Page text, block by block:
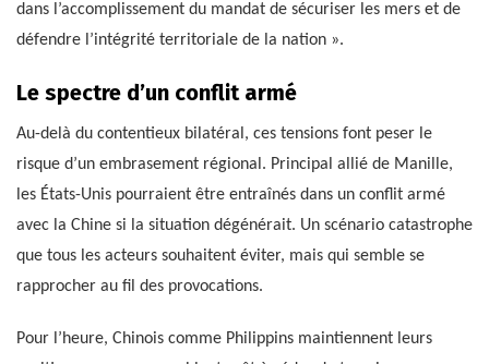
dans l’accomplissement du mandat de sécuriser les mers et de
défendre l’intégrité territoriale de la nation ».
Le spectre d’un conflit armé
Au-delà du contentieux bilatéral, ces tensions font peser le
risque d’un embrasement régional. Principal allié de Manille,
les États-Unis pourraient être entraînés dans un conflit armé
avec la Chine si la situation dégénérait. Un scénario catastrophe
que tous les acteurs souhaitent éviter, mais qui semble se
rapprocher au fil des provocations.
Pour l’heure, Chinois comme Philippins maintiennent leurs